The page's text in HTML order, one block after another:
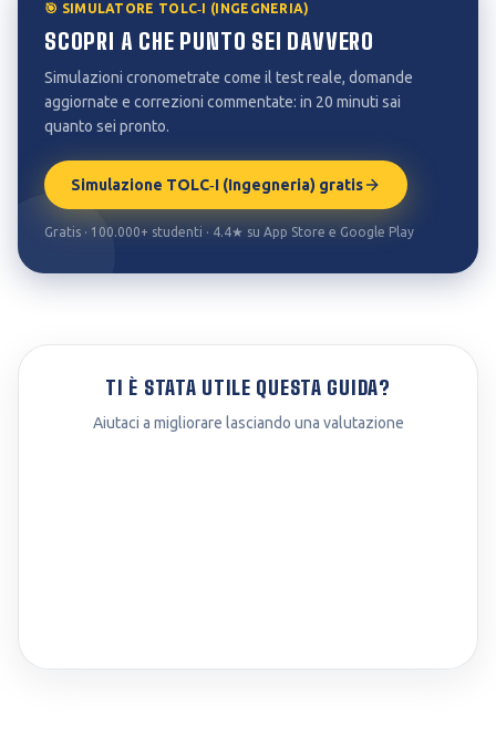
🎯 SIMULATORE TOLC‑I (INGEGNERIA)
SCOPRI A CHE PUNTO SEI DAVVERO
Simulazioni cronometrate come il test reale, domande
aggiornate e correzioni commentate: in 20 minuti sai
quanto sei pronto.
Simulazione TOLC‑I (Ingegneria) gratis
Gratis · 100.000+ studenti · 4.4★ su App Store e Google Play
TI È STATA UTILE QUESTA GUIDA?
Aiutaci a migliorare lasciando una valutazione